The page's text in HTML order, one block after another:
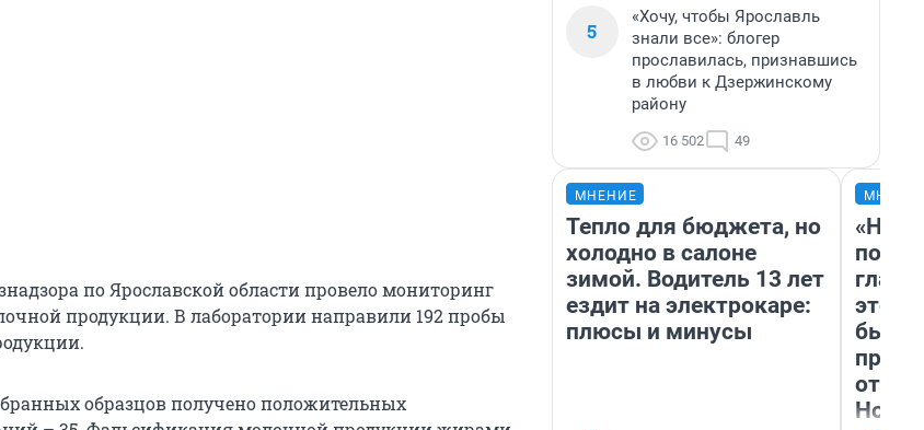
по Ярославской области провело мониторинг
продукции. В лаборатории направили 192 пробы
образцов получено положительных
5
«Хочу, чтобы Ярославль
знали все»: блогер
прославилась, признавшись
в любви к Дзержинскому
району
16 502 49
МНЕНИЕ
Тепло для бюджета, но
холодно в салоне
зимой. Водитель 13 лет
ездит на электрокаре:
плюсы и минусы
этого
бьет